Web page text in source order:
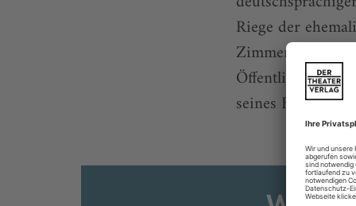
Riege der
Zimmermann.
Öffentlichkeit
seines Bruders